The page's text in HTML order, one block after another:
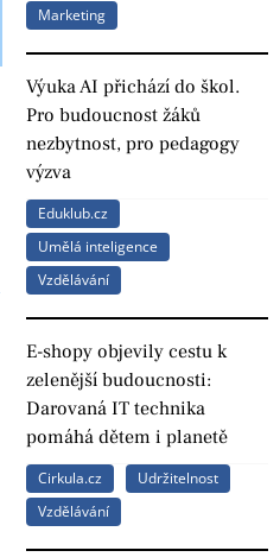
Marketing
Výuka AI přichází do škol.
Pro budoucnost žáků
nezbytnost, pro pedagogy
výzva
Eduklub.cz
Umělá inteligence
Vzdělávání
E-shopy objevily cestu k
zelenější budoucnosti:
Darovaná IT technika
pomáhá dětem i planetě
Cirkula.cz
Udržitelnost
Vzdělávání